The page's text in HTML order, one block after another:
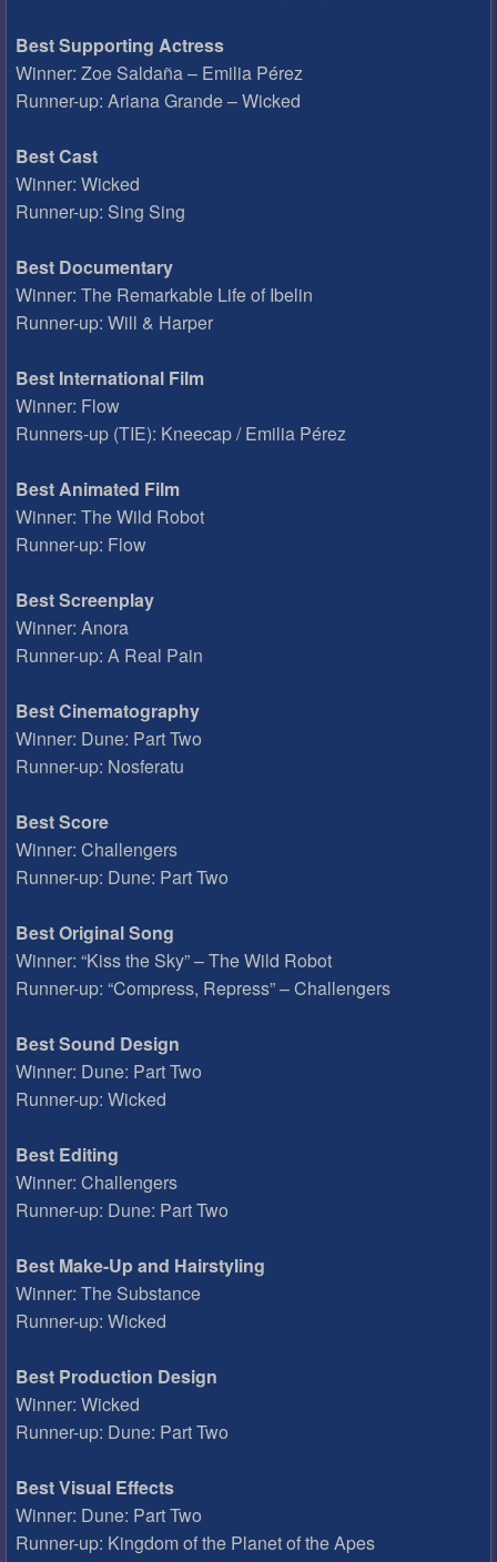
Best Supporting Actress
Winner: Zoe Saldaña – Emilia Pérez
Runner-up: Ariana Grande – Wicked
Best Cast
Winner: Wicked
Runner-up: Sing Sing
Best Documentary
Winner: The Remarkable Life of Ibelin
Runner-up: Will & Harper
Best International Film
Winner: Flow
Runners-up (TIE): Kneecap / Emilia Pérez
Best Animated Film
Winner: The Wild Robot
Runner-up: Flow
Best Screenplay
Winner: Anora
Runner-up: A Real Pain
Best Cinematography
Winner: Dune: Part Two
Runner-up: Nosferatu
Best Score
Winner: Challengers
Runner-up: Dune: Part Two
Best Original Song
Winner: “Kiss the Sky” – The Wild Robot
Runner-up: “Compress, Repress” – Challengers
Best Sound Design
Winner: Dune: Part Two
Runner-up: Wicked
Best Editing
Winner: Challengers
Runner-up: Dune: Part Two
Best Make-Up and Hairstyling
Winner: The Substance
Runner-up: Wicked
Best Production Design
Winner: Wicked
Runner-up: Dune: Part Two
Best Visual Effects
Winner: Dune: Part Two
Runner-up: Kingdom of the Planet of the Apes